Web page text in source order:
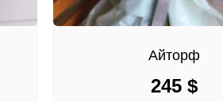
Айторф
245 $